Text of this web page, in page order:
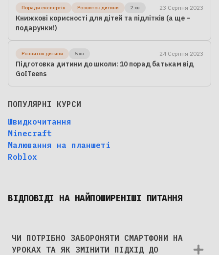
Поради експертів Розвиток дитини 2 хв 23 Серпня 2023
Книжкові корисності для дітей та підлітків (а ще –
подарунки!)
Розвиток дитини 5 хв 24 Серпня 2023
Підготовка дитини до школи: 10 порад батькам від
GoITeens
ПОПУЛЯРНІ КУРСИ
Швидкочитання
Minecraft
Малювання на планшеті
Roblox
ВІДПОВІДІ НА НАЙПОШИРЕНІШІ ПИТАННЯ
ЧИ ПОТРІБНО ЗАБОРОНЯТИ СМАРТФОНИ НА
УРОКАХ ТА ЯК ЗМІНИТИ ПІДХІД ДО